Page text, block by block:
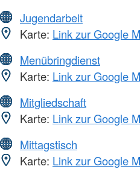
Jugendarbeit
Karte: Link zur Google
Menübringdienst
Karte: Link zur Google
Mitgliedschaft
Karte: Link zur Google
Mittagstisch
Karte: Link zur Google